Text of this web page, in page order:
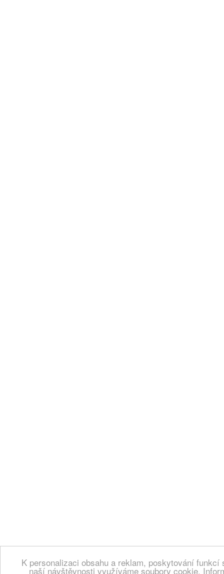
K personalizaci obsahu a reklam, poskytování
naší návštěvnosti využíváme soubory cookie.